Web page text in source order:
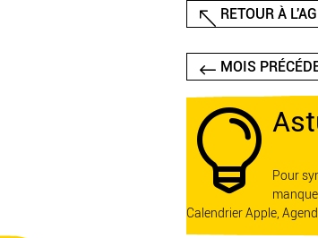
RETOUR À
MOIS
 Pour
Calendrier Apple,